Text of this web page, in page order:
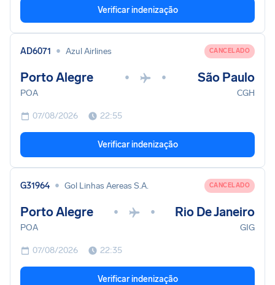
Verificar indenização
AD6071 • Azul Airlines CANCELADO
Porto Alegre • • São Paulo
POA CGH
07/08/2026 22:55
Verificar indenização
G31964 • Gol Linhas Aereas S.A. CANCELADO
Porto Alegre • • Rio De Janeiro
POA GIG
07/08/2026 22:35
Verificar indenização